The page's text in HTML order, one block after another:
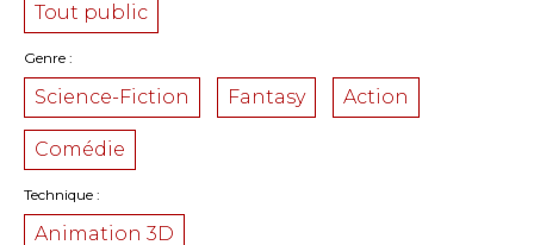
Tout public
Genre
Science-Fiction Fantasy Action
Comédie
Technique
Animation 3D